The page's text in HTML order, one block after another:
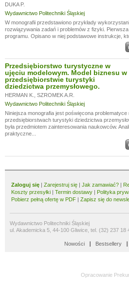
DUKA P.
Wydawnictwo Politechniki Śląskiej
W monografii przedstawiono przykłady
rozwiązywania zadań i problemów z fizyki.
programu. Opisano w niej podstawowe instrukcje,
Przedsiębiorstwo turystyczne w
ujęciu modelowym. Model biznesu w
przedsiębiorstwie turystyki
dziedzictwa przemysłowego.
HERMAN K.
SZROMEK A.R.
Wydawnictwo Politechniki Śląskiej
Niniejsza monografia jest poświęcona problematyce
przedsiębiorstwach turystyki dziedzictwa
była przedmiotem zainteresowania naukowców.
praktyczne...
Zaloguj się | Zarejestruj się | Jak zamawiać? |
Koszty przesyłki | Termin dostawy | Polityka
Pobierz pełną ofertę w PDF | Zapisz się do
Wydawnictwo Politechniki Śląskiej
ul. Akademicka 5, 44-100 Gliwice, tel. (32) 237 18
Nowości Bestsellery
Opracowanie